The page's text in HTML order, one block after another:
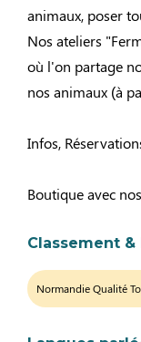
animaux, poser
Nos ateliers
où l'on partage
nos animaux (à
Infos,
Boutique avec
Classement &
Normandie Qualité